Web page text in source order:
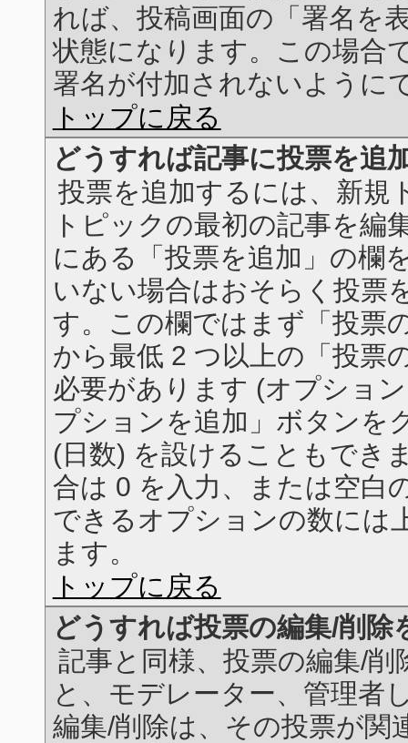
れば、投稿画面の「署名を
状態になります。この場合
署名が付加されないように
トップに戻る
どうすれば記事に投票を追
投票を追加するには、新規
トピックの最初の記事を編
にある「投票を追加」の欄
いない場合はおそらく投票
す。この欄ではまず「投票
から最低 2 つ以上の「投票
必要があります (オプショ
プションを追加」ボタンを
(日数) を設けることもでき
合は 0 を入力、または空白
できるオプションの数には
ます。
トップに戻る
どうすれば投票の編集/削
記事と同様、投票の編集/
と、モデレーター、管理者
編集/削除は、その投票が関